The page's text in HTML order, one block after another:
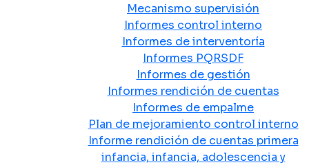
Mecanismo supervisión
Informes control interno
Informes de interventoría
Informes PQRSDF
Informes de gestión
Informes rendición de cuentas
Informes de empalme
Plan de mejoramiento control interno
Informe rendición de cuentas primera
infancia, infancia, adolescencia y